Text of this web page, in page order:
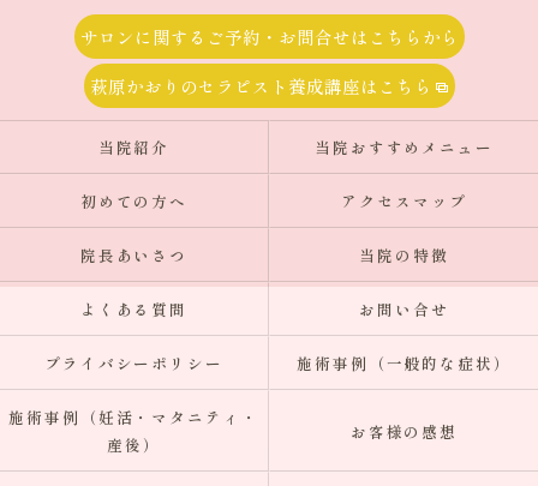
サロンに関するご予約・お問合せはこちらから
萩原かおりのセラピスト養成講座はこちら
当院紹介 当院おすすめメニュー
初めての方へ アクセスマップ
院長あいさつ 当院の特徴
よくある質問 お問い合せ
プライバシーポリシー 施術事例（一般的な症状）
施術事例（妊活・マタニティ・
産後）
お客様の感想